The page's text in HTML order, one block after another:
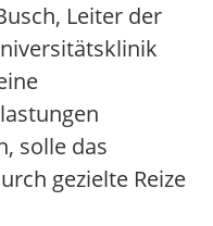
Leiter der
solle das
gezielte Reize